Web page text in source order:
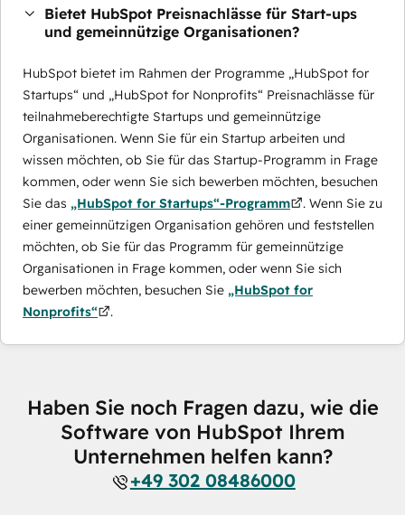
Bietet HubSpot Preisnachlässe für Start-ups
und gemeinnützige Organisationen?
HubSpot bietet im Rahmen der Programme „HubSpot for
Startups“ und „HubSpot for Nonprofits“ Preisnachlässe für
teilnahmeberechtigte Startups und gemeinnützige
Organisationen. Wenn Sie für ein Startup arbeiten und
wissen möchten, ob Sie für das Startup-Programm in Frage
kommen, oder wenn Sie sich bewerben möchten, besuchen
Sie das „HubSpot for Startups“-Programm
. Wenn Sie zu
einer gemeinnützigen Organisation gehören und feststellen
möchten, ob Sie für das Programm für gemeinnützige
Organisationen in Frage kommen, oder wenn Sie sich
bewerben möchten, besuchen Sie „HubSpot for
Nonprofits“
.
Haben Sie noch Fragen dazu, wie die
Software von HubSpot Ihrem
Unternehmen helfen kann?
+49 302 08486000